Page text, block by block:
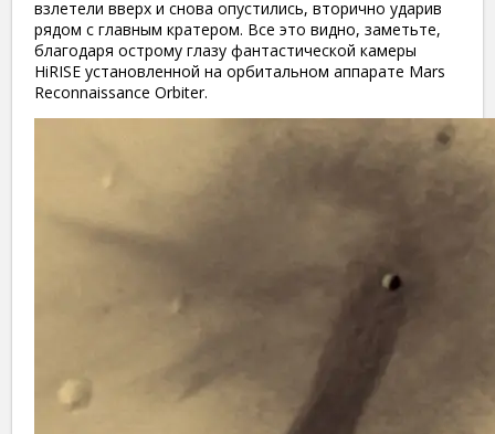
взлетели вверх и снова опустились, вторично ударив
рядом с главным кратером. Все это видно, заметьте,
благодаря острому глазу фантастической камеры
HiRISE установленной на орбитальном аппарате Mars
Reconnaissance Orbiter.